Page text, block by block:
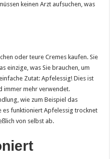
keinen Arzt aufsuchen, was
oder teure Cremes kaufen. Sie
einzige, was Sie brauchen, um
Zutat: Apfelessig! Dies ist
immer mehr verwendet.
wie zum Beispiel das
es funktioniert Apfelessig trocknet
von selbst ab.